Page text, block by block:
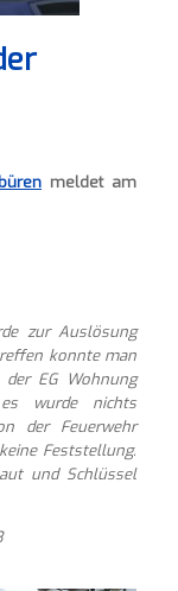
meldet am
zur Auslösung
konnte man
EG Wohnung
wurde nichts
der Feuerwehr
Feststellung.
und Schlüssel